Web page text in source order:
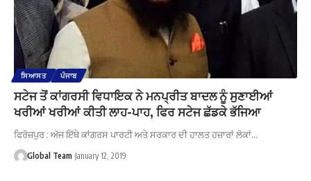
ਸਿਆਸਤ ਪੰਜਾਬ
ਸਟੇਜ ਤੋਂ ਕਾਂਗਰਸੀ ਵਿਧਾਇਕ ਨੇ ਮਨਪ੍ਰੀਤ ਬਾਦਲ ਨੂੰ ਸੁਣਾਈਆਂ
ਖਰੀਆਂ ਖਰੀਆਂ ਕੀਤੀ ਲਾਹ-ਪਾਹ, ਫਿਰ ਸਟੇਜ ਛੱਡਕੇ ਭੱਜਿਆ
ਫਿਰੋਜ਼ਪੁਰ : ਅੱਜ ਇੱਥੇ ਕਾਂਗਰਸ ਪਾਰਟੀ ਅਤੇ ਸਰਕਾਰ ਦੀ ਹਾਲਤ ਹਜ਼ਾਰਾਂ ਲੋਕਾਂ…
Global Team January 12, 2019